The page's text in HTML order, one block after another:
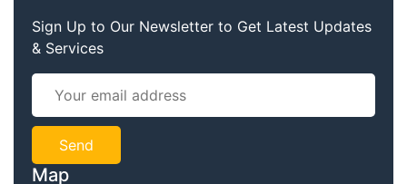
Sign Up to Our Newsletter to Get Latest Updates
& Services
Map